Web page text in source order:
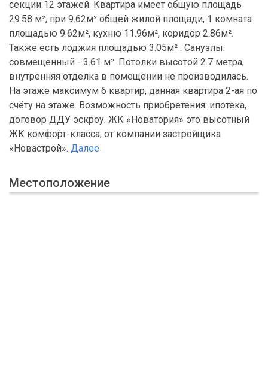
секции 12 этажей. Квартира имеет общую площадь
29.58 м², при 9.62м² общей жилой площади, 1 комната
площадью 9.62м², кухню 11.96м², коридор 2.86м².
Также есть лоджия площадью 3.05м² . Санузлы:
совмещенный - 3.61 м². Потолки высотой 2.7 метра,
внутренняя отделка в помещении не производилась.
На этаже максимум 6 квартир, данная квартира 2-ая по
счёту на этаже. Возможность приобретения: ипотека,
договор ДДУ эскроу. ЖК «Новатория» это высотный
ЖК комфорт-класса, от компании застройщика
«Новастрой». Далее
Местоположение